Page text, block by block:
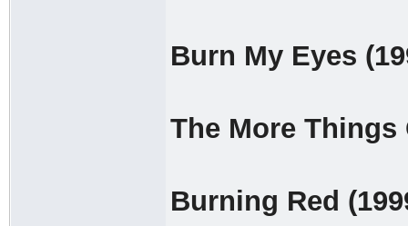
Burn My Eyes
The More Things
Burning Red